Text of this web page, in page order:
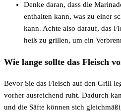
Denke daran, dass die
enthalten kann, was zu einer
kann. Achte also darauf, das
heiß zu grillen, um ein
Wie lange sollte das Fleisch
Bevor Sie das Fleisch auf den Grill
vorher ausreichend ruht. Dadurch
und die Säfte können sich